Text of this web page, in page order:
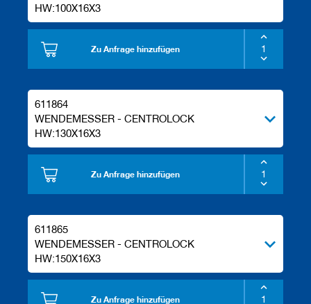
HW:100X16X3
Zu Anfrage hinzufügen
611864
WENDEMESSER - CENTROLOCK
HW:130X16X3
Zu Anfrage hinzufügen
611865
WENDEMESSER - CENTROLOCK
HW:150X16X3
Zu Anfrage hinzufügen